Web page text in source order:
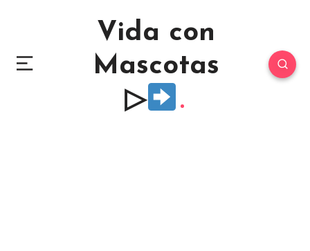
Vida con
Mascotas
▷